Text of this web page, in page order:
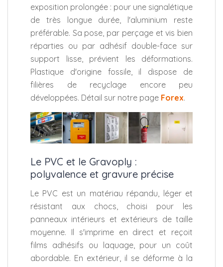
exposition prolongée : pour une signalétique
de très longue durée, l'aluminium reste
préférable. Sa pose, par perçage et vis bien
réparties ou par adhésif double-face sur
support lisse, prévient les déformations.
Plastique d'origine fossile, il dispose de
filières de recyclage encore peu
développées. Détail sur notre page Forex.
Le PVC et le Gravoply :
polyvalence et gravure précise
Le PVC est un matériau répandu, léger et
résistant aux chocs, choisi pour les
panneaux intérieurs et extérieurs de taille
moyenne. Il s'imprime en direct et reçoit
films adhésifs ou laquage, pour un coût
abordable. En extérieur, il se déforme à la